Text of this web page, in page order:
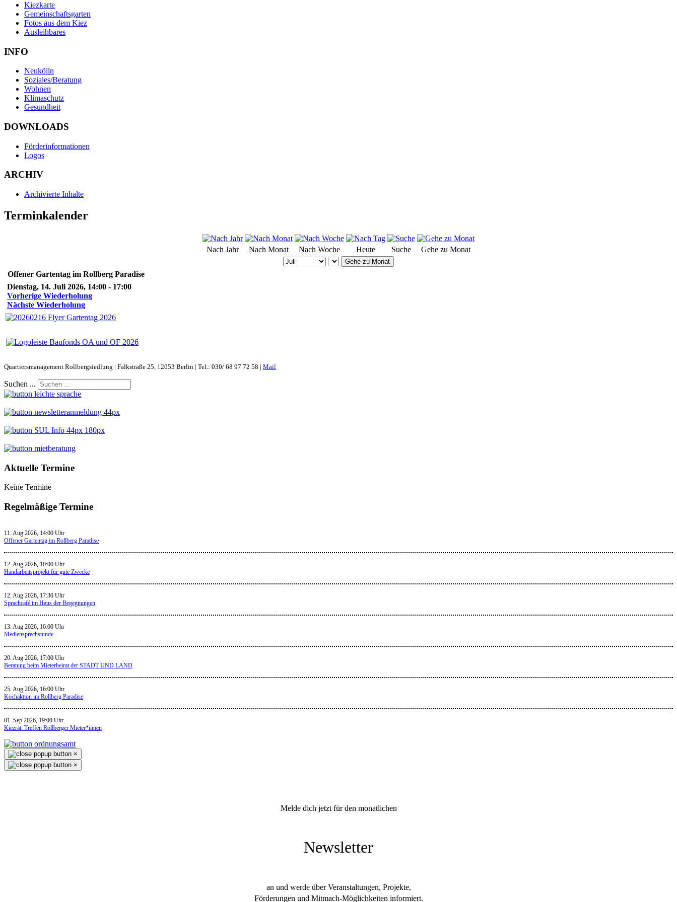
Kiezkarte
Gemeinschaftsgarten
Fotos aus dem Kiez
Ausleihbares
INFO
Neukölln
Soziales/Beratung
Wohnen
Klimaschutz
Gesundheit
DOWNLOADS
Förderinformationen
Logos
ARCHIV
Archivierte Inhalte
Terminkalender
Nach Jahr Nach Monat Nach Woche Heute Suche Gehe zu Monat
Gehe zu Monat
Offener Gartentag im Rollberg Paradise
Dienstag, 14. Juli 2026, 14:00 - 17:00
Vorherige Wiederholung
Nächste Wiederholung
Quartiersmanagement Rollbergsiedlung | Falkstraße 25, 12053 Berlin | Tel.: 030/ 68 97 72 58 | Mail
Suchen ...
Aktuelle Termine
Keine Termine
Regelmäßige Termine
11. Aug 2026, 14:00 Uhr
Offener Gartentag im Rollberg Paradise
12. Aug 2026, 10:00 Uhr
Handarbeitsprojekt für gute Zwecke
12. Aug 2026, 17:30 Uhr
Sprachcafé im Haus der Begegnungen
13. Aug 2026, 16:00 Uhr
Mediensprechstunde
20. Aug 2026, 17:00 Uhr
Beratung beim Mieterbeirat der STADT UND LAND
25. Aug 2026, 16:00 Uhr
Kochaktion im Rollberg Paradise
01. Sep 2026, 19:00 Uhr
Kiezrat: Treffen Rollberger Mieter*innen
×
×
Melde dich jetzt für den monatlichen
Newsletter
an und werde über Veranstaltungen, Projekte,
Förderungen und Mitmach-Möglichkeiten informiert.